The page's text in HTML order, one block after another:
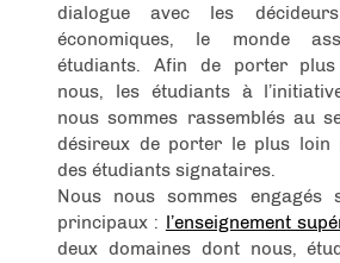
dialogue avec les
économiques, le monde
étudiants. Afin de porter plus
nous, les étudiants à
nous sommes rassemblés au
désireux de porter le plus loin
des étudiants signataires.
Nous nous sommes engagés
principaux :
l’enseignement
deux domaines dont nous,